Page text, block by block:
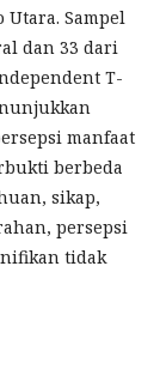
Utara. Sampel
dan 33 dari
T-
manfaat
berbeda
sikap,
persepsi
tidak